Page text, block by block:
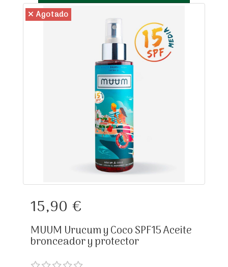
Agotado
15,90 €
MUUM Urucum y Coco SPF15 Aceite
bronceador y protector